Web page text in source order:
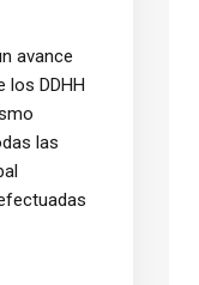
avance
los DDHH
las